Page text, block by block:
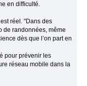
en difficulté.
réel. "Dans des
de randonnées, même
dès que l’on part en
pour prévenir les
réseau mobile dans la